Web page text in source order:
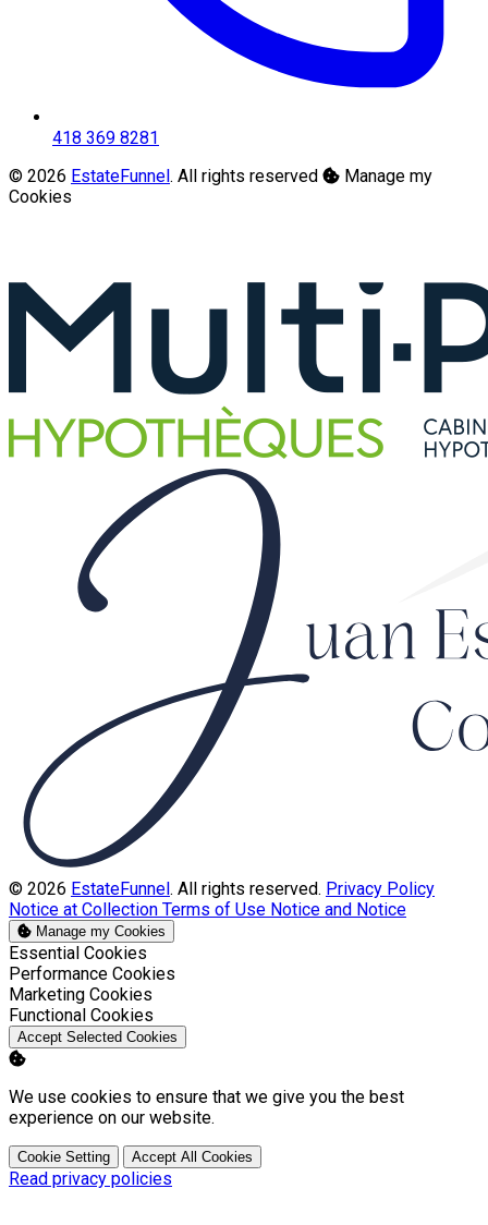
418 369 8281
© 2026 EstateFunnel. All rights reserved
Manage my
Cookies
© 2026 EstateFunnel. All rights reserved. Privacy Policy
Notice at Collection Terms of Use Notice and Notice
Manage my Cookies
Enable
Essential Cookies
Enable
Performance Cookies
Enable
Marketing Cookies
Enable
Functional Cookies
Accept Selected Cookies
We use cookies to ensure that we give you the best
experience on our website.
Cookie Setting Accept All Cookies
Read privacy policies